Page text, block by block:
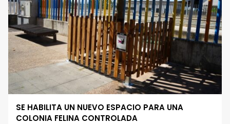
SE HABILITA UN NUEVO ESPACIO PARA UNA
COLONIA FELINA CONTROLADA